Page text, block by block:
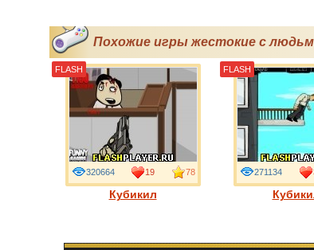
Похожие игры жестокие с
Кубикил
320664 19 78
FLASH
271134
FLASH